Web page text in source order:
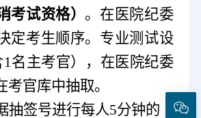
考试资格） 。 在医院纪委
定考生顺序。专业测试设
名主考官） ， 在医院纪委
考官库中抽取。
抽签号进行每人5分钟的